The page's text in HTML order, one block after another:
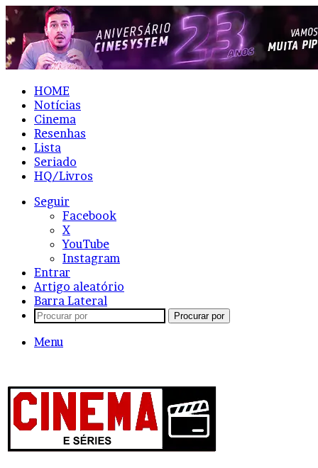
HOME
Notícias
Cinema
Resenhas
Lista
Seriado
HQ/Livros
Seguir
Facebook
X
YouTube
Instagram
Entrar
Artigo aleatório
Barra Lateral
Procurar por
Menu